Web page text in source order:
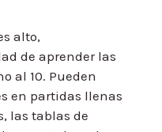
alto,
de aprender las
al 10. Pueden
en partidas llenas
las tablas de